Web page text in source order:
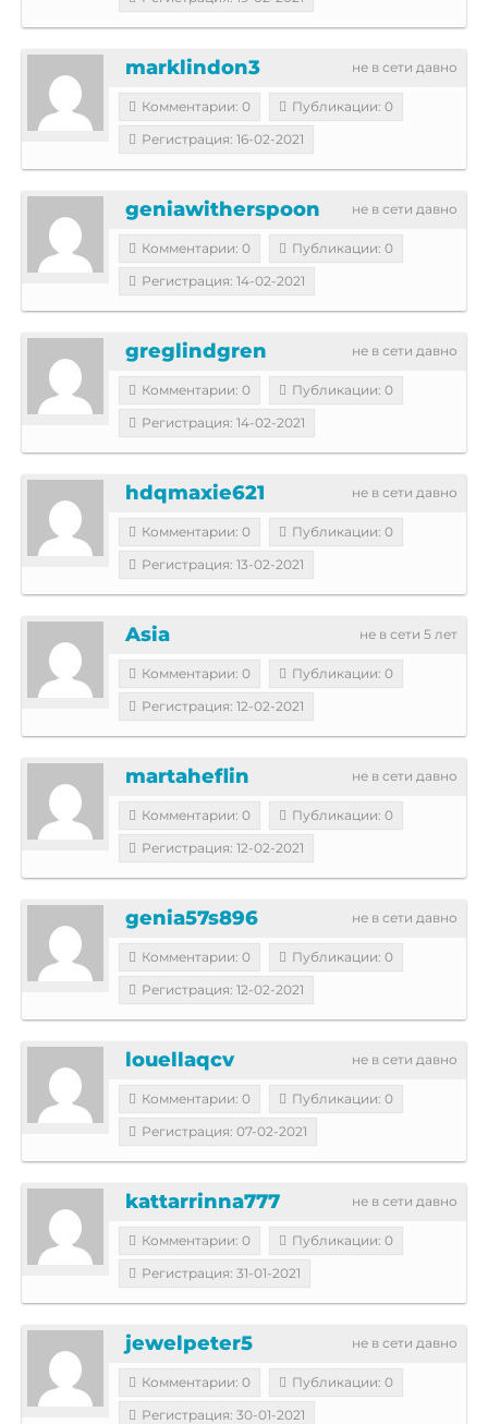
не в сети давно
marklindon3
Комментарии: 0
Публикации: 0
Регистрация: 16-02-2021
не в сети давно
geniawitherspoon
Комментарии: 0
Публикации: 0
Регистрация: 14-02-2021
не в сети давно
greglindgren
Комментарии: 0
Публикации: 0
Регистрация: 14-02-2021
не в сети давно
hdqmaxie621
Комментарии: 0
Публикации: 0
Регистрация: 13-02-2021
не в сети 5 лет
Asia
Комментарии: 0
Публикации: 0
Регистрация: 12-02-2021
не в сети давно
martaheflin
Комментарии: 0
Публикации: 0
Регистрация: 12-02-2021
не в сети давно
genia57s896
Комментарии: 0
Публикации: 0
Регистрация: 12-02-2021
не в сети давно
louellaqcv
Комментарии: 0
Публикации: 0
Регистрация: 07-02-2021
не в сети давно
kattarrinna777
Комментарии: 0
Публикации: 0
Регистрация: 31-01-2021
не в сети давно
jewelpeter5
Комментарии: 0
Публикации: 0
Регистрация: 30-01-2021